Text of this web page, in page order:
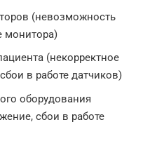
(невозможность
монитора)
(некорректное
в работе датчиков)
оборудования
сбои в работе